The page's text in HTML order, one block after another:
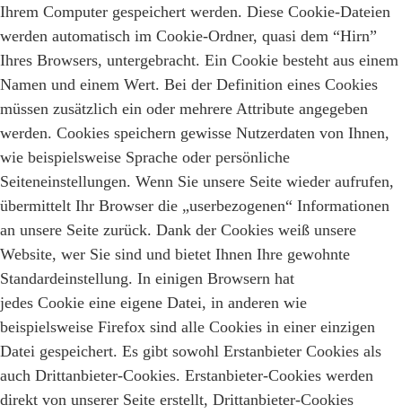
Ihrem Computer gespeichert werden. Diese Cookie-Dateien
werden automatisch im Cookie-Ordner, quasi dem “Hirn”
Ihres Browsers, untergebracht. Ein Cookie besteht aus einem
Namen und einem Wert. Bei der Definition eines Cookies
müssen zusätzlich ein oder mehrere Attribute angegeben
werden. Cookies speichern gewisse Nutzerdaten von Ihnen,
wie beispielsweise Sprache oder persönliche
Seiteneinstellungen. Wenn Sie unsere Seite wieder aufrufen,
übermittelt Ihr Browser die „userbezogenen“ Informationen
an unsere Seite zurück. Dank der Cookies weiß unsere
Website, wer Sie sind und bietet Ihnen Ihre gewohnte
Standardeinstellung. In einigen Browsern hat
jedes Cookie eine eigene Datei, in anderen wie
beispielsweise Firefox sind alle Cookies in einer einzigen
Datei gespeichert. Es gibt sowohl Erstanbieter Cookies als
auch Drittanbieter-Cookies. Erstanbieter-Cookies werden
direkt von unserer Seite erstellt, Drittanbieter-Cookies